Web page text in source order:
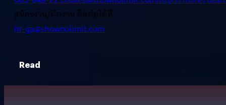
สมัครงาน/ฝึกงาน ติดต่อได้ที่
hr-ga@shownolimit.com
Read